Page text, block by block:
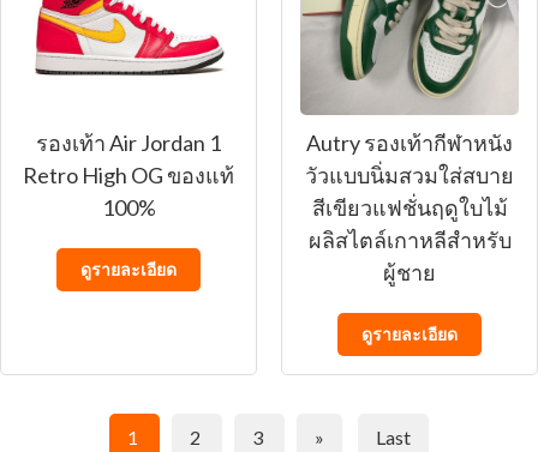
รองเท้า Air Jordan 1
Retro High OG ของแท้
100%
ดูรายละเอียด
Autry รองเท้ากีฬาหนัง
วัวแบบนิ่มสวมใส่สบาย
สีเขียวแฟชั่นฤดูใบไม้
ผลิสไตล์เกาหลีสําหรับ
ผู้ชาย
ดูรายละเอียด
1 2 3 » Last